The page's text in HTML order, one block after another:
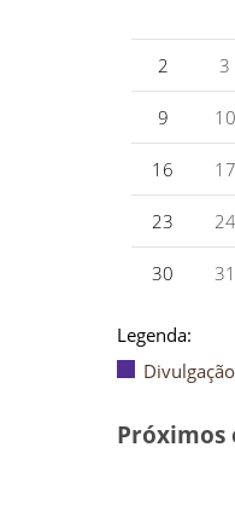
2 3
9 10
16 17
23 24
30 31
Legenda:
Próximos